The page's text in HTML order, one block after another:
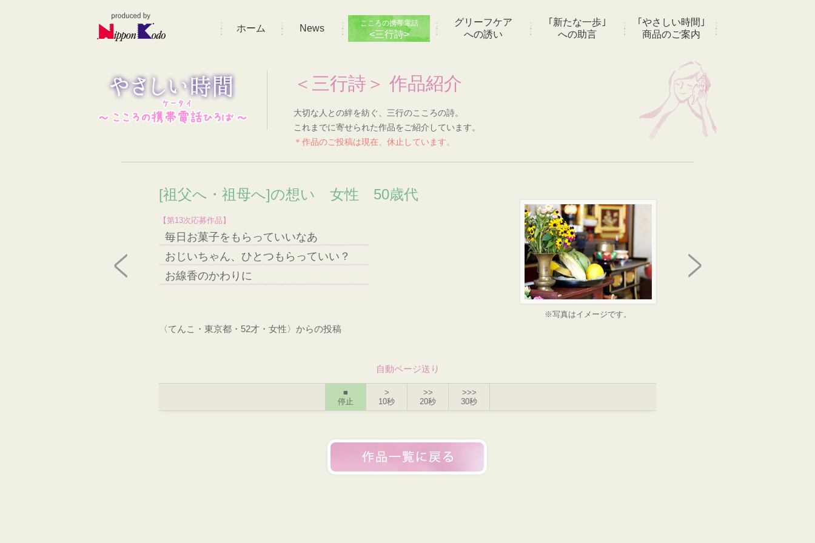
ホーム News こころの携帯電話
<三行詩>
グリーフケア
への誘い
｢新たな一歩｣
への助言
｢やさしい時間｣
商品のご案内
＜三行詩＞ 作品紹介
大切な人との絆を紡ぐ、三行のこころの詩。
これまでに寄せられた作品をご紹介しています。
＊作品のご投稿は現在、休止しています。
[祖父へ・祖母へ]の想い 女性 50歳代
【第13次応募作品】
毎日お菓子をもらっていいなあ
おじいちゃん、ひとつもらっていい？
お線香のかわりに
※写真はイメージです。
〈てんこ・東京都・52才・女性〉からの投稿
自動ページ送り
■
停止
>
10秒
>>
20秒
>>>
30秒